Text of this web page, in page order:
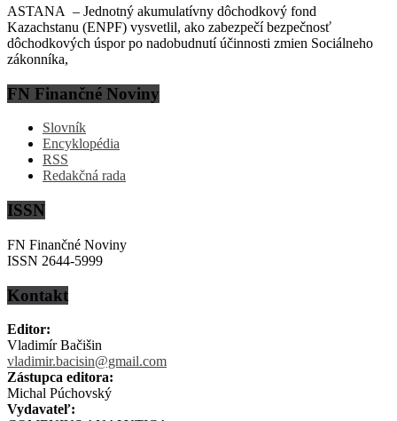
ASTANA – Jednotný akumulatívny dôchodkový fond
Kazachstanu (ENPF) vysvetlil, ako zabezpečí bezpečnosť
dôchodkových úspor po nadobudnutí účinnosti zmien Sociálneho
zákonníka,
FN Finančné Noviny
Slovník
Encyklopédia
RSS
Redakčná rada
ISSN
FN Finančné Noviny
ISSN 2644-5999
Kontakt
Editor:
Vladimír Bačišin
vladimir.bacisin@gmail.com
Zástupca editora:
Michal Púchovský
Vydavateľ: